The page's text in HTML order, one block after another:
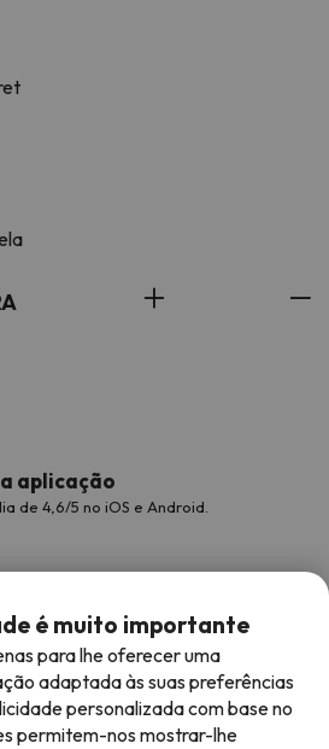
aplicação
de 4,6/5 no iOS e Android.
é muito importante
para lhe oferecer uma
adaptada às suas preferências
personalizada com base no
permitem-nos mostrar-lhe